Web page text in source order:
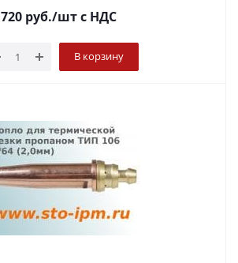
720 руб./штс НДС
В корзину